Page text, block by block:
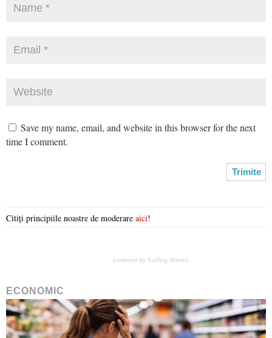
Save my name, email, and website in this browser for the next
time I comment.
Citiți principiile noastre de moderare aici!
powered by Surfing Waves
ECONOMIC